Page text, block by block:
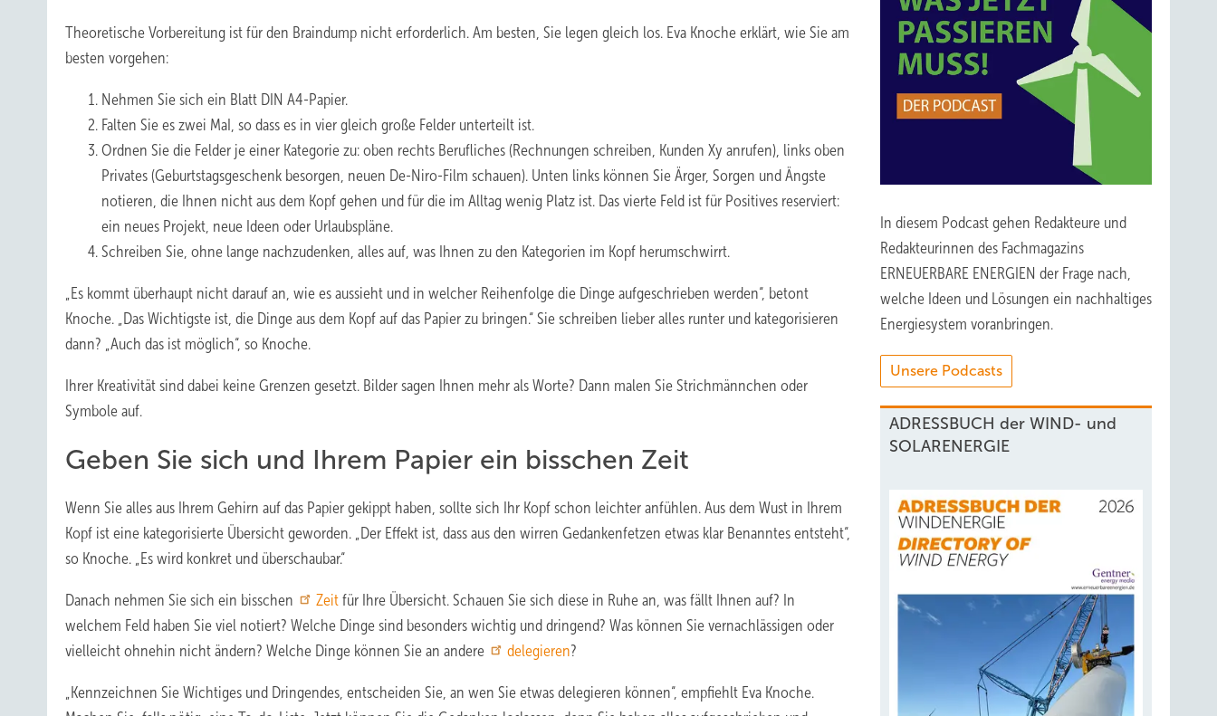
Theoretische Vorbereitung ist für den Braindump nicht erforderlich. Am besten, Sie legen gleich los. Eva Knoche erklärt, wie Sie am
besten vorgehen:
Nehmen Sie sich ein Blatt DIN A4-Papier.
Falten Sie es zwei MaI, so dass es in vier gleich große Felder unterteilt ist.
Ordnen Sie die Felder je einer Kategorie zu: oben rechts Berufliches (Rechnungen schreiben, Kunden Xy anrufen), links oben
Privates (Geburtstagsgeschenk besorgen, neuen De-Niro-Film schauen). Unten links können Sie Ärger, Sorgen und Ängste
notieren, die Ihnen nicht aus dem Kopf gehen und für die im Alltag wenig Platz ist. Das vierte Feld ist für Positives reserviert:
ein neues Projekt, neue Ideen oder Urlaubspläne.
Schreiben Sie, ohne lange nachzudenken, alles auf, was Ihnen zu den Kategorien im Kopf herumschwirrt.
„Es kommt überhaupt nicht darauf an, wie es aussieht und in welcher Reihenfolge die Dinge aufgeschrieben werden“, betont
Knoche. „Das Wichtigste ist, die Dinge aus dem Kopf auf das Papier zu bringen.“ Sie schreiben lieber alles runter und kategorisieren
dann? „Auch das ist möglich“, so Knoche.
Ihrer Kreativität sind dabei keine Grenzen gesetzt. Bilder sagen Ihnen mehr als Worte? Dann malen Sie Strichmännchen oder
Symbole auf.
Geben Sie sich und Ihrem Papier ein bisschen Zeit
Wenn Sie alles aus Ihrem Gehirn auf das Papier gekippt haben, sollte sich Ihr Kopf schon leichter anfühlen. Aus dem Wust in Ihrem
Kopf ist eine kategorisierte Übersicht geworden. „Der Effekt ist, dass aus den wirren Gedankenfetzen etwas klar Benanntes entsteht“,
so Knoche. „Es wird konkret und überschaubar.“
Danach nehmen Sie sich ein bisschen Zeit für Ihre Übersicht. Schauen Sie sich diese in Ruhe an, was fällt Ihnen auf? In
welchem Feld haben Sie viel notiert? Welche Dinge sind besonders wichtig und dringend? Was können Sie vernachlässigen oder
vielleicht ohnehin nicht ändern? Welche Dinge können Sie an andere
delegieren?
„Kennzeichnen Sie Wichtiges und Dringendes, entscheiden Sie, an wen Sie etwas delegieren können“, empfiehlt Eva Knoche.
In diesem Podcast gehen Redakteure und
Redakteurinnen des Fachmagazins
ERNEUERBARE ENERGIEN der Frage nach,
welche Ideen und Lösungen ein nachhaltiges
Energiesystem voranbringen.
Unsere Podcasts
ADRESSBUCH der WIND- und
SOLARENERGIE